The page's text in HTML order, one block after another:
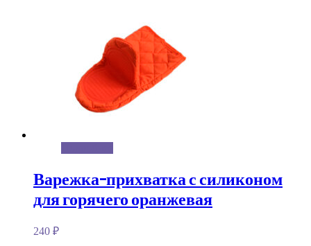
Варежка-прихватка с силиконом
для горячего оранжевая
240 ₽